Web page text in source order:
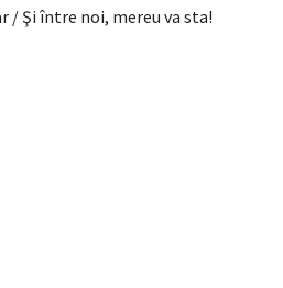
/ Şi între noi, mereu va sta!